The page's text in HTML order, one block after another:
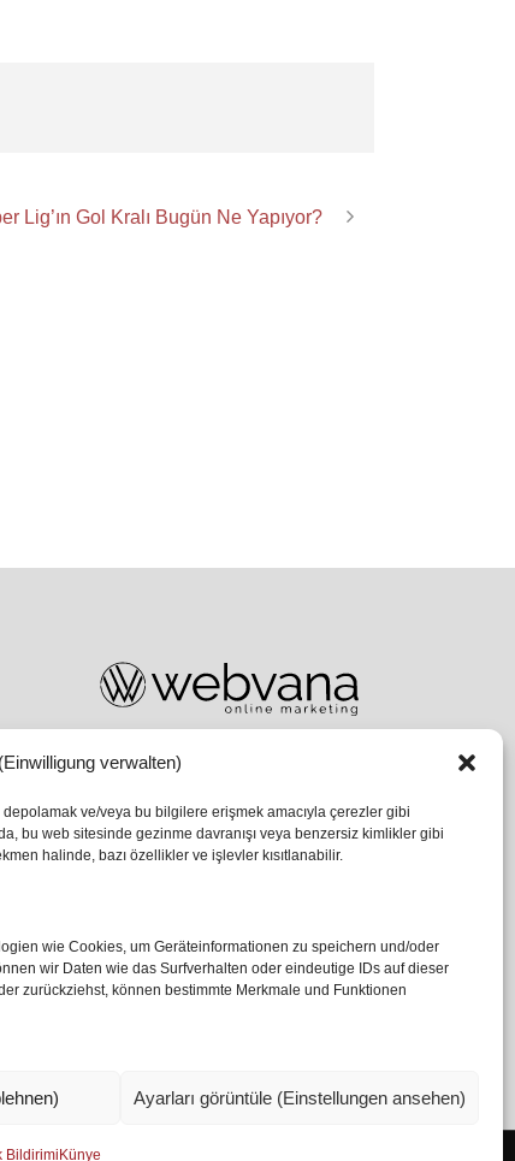
verwalten)
ve/veya bu bilgilere erişmek amacıyla çerezler gibi
bu web sitesinde gezinme davranışı veya benzersiz kimlikler gibi
halinde, bazı özellikler ve işlevler kısıtlanabilir.
wie Cookies, um Geräteinformationen zu speichern und/oder
wir Daten wie das Surfverhalten oder eindeutige IDs auf dieser
zurückziehst, können bestimmte Merkmale und Funktionen
Ayarları görüntüle (Einstellungen ansehen)
Bildirimi Künye
Lig’ın Gol Kralı Bugün Ne Yapıyor?